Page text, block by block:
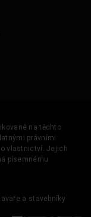
na těchto
právními
vlastnictví. Jejich
písemnému
a stavebníky